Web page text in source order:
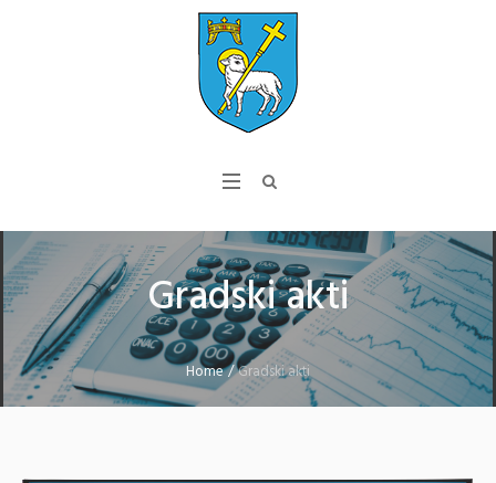
Gradski akti
Home/Gradski akti